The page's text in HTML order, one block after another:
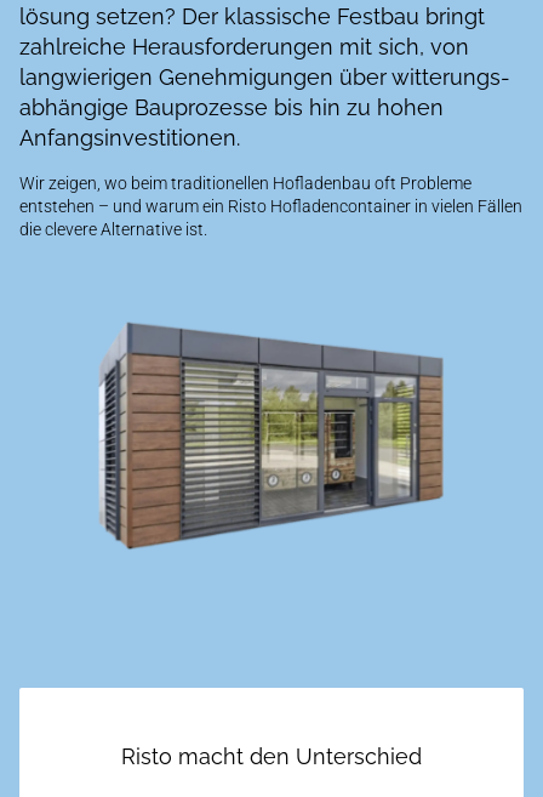
lösung setzen? Der klassische Festbau bringt
zahlreiche Heraus­forderungen mit sich, von
langwierigen Genehmigungen über witterungs­
abhängige Bau­prozesse bis hin zu hohen
Anfangs­investitionen.
Wir zeigen, wo beim traditionellen Hofladen­bau oft Probleme
entstehen – und warum ein Risto Hofladen­container in vielen Fällen
die clevere Alternative ist.
Risto macht den Unterschied